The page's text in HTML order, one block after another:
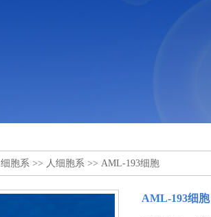
细胞系 >> 人细胞系 >> AML-193细胞
AML-193细胞